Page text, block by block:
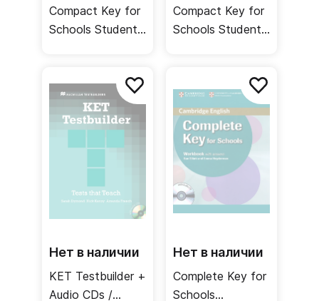
Compact Key for
Schools Student's
Compact Key for
Schools Student's
Учебник + тесты
Нет в наличии
KET Testbuilder +
Audio CDs /
Нет в наличии
Complete Key for
Schools